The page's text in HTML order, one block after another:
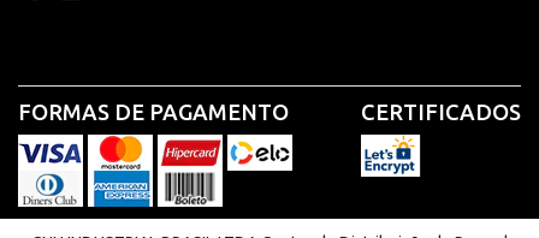
FORMAS DE PAGAMENTO CERTIFICADOS